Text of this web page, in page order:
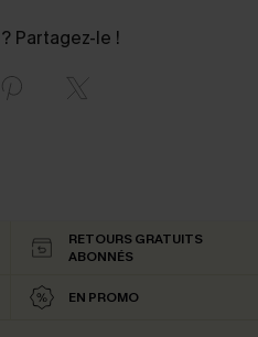
Partagez-le !
RETOURS GRATUITS
ABONNÉS
EN PROMO